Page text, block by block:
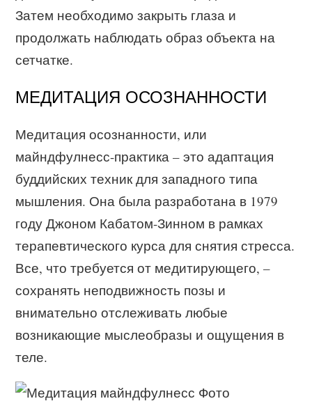
Затем необходимо закрыть глаза и
продолжать наблюдать образ объекта на
сетчатке.
МЕДИТАЦИЯ ОСОЗНАННОСТИ
Медитация осознанности, или
майндфулнесс-практика – это адаптация
буддийских техник для западного типа
мышления. Она была разработана в 1979
году Джоном Кабатом-Зинном в рамках
терапевтического курса для снятия стресса.
Все, что требуется от медитирующего, –
сохранять неподвижность позы и
внимательно отслеживать любые
возникающие мыслеобразы и ощущения в
теле.